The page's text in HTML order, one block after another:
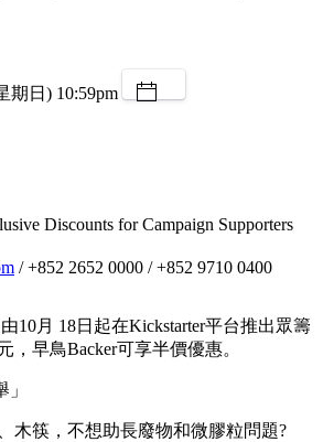
期日) 10:59pm
Discounts for Campaign Supporters
/ +852 2652 0000 / +852 9710 0400
10月 18日起在Kickstarter平台推出眾籌
，早鳥Backer可享半價優惠。
木筷，不想助長廢物和微膠粒問題?